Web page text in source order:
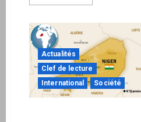
savoir
professeur
de
Princeton,
un
scientifique
du
MIT
physicien
Actualités
Clef de lecture
International
Société